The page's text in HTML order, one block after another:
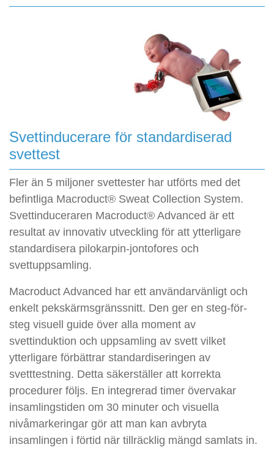
Svettinducerare för standardiserad
svettest
Fler än 5 miljoner svettester har utförts med det
befintliga Macroduct® Sweat Collection System.
Svettinduceraren Macroduct® Advanced är ett
resultat av innovativ utveckling för att ytterligare
standardisera pilokarpin-jontofores och
svettuppsamling.
Macroduct Advanced har ett användarvänligt och
enkelt pekskärmsgränssnitt. Den ger en steg-för-
steg visuell guide över alla moment av
svettinduktion och uppsamling av svett vilket
ytterligare förbättrar standardiseringen av
svetttestning. Detta säkerställer att korrekta
procedurer följs. En integrerad timer övervakar
insamlingstiden om 30 minuter och visuella
nivåmarkeringar gör att man kan avbryta
insamlingen i förtid när tillräcklig mängd samlats in.